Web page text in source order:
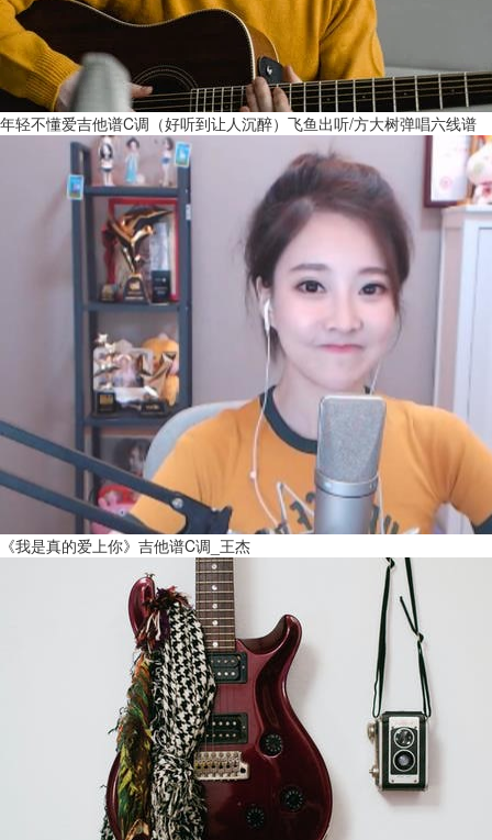
年轻不懂爱吉他谱C调（好听到让人沉醉）飞鱼出听/方大树弹唱六线谱
《我是真的爱上你》吉他谱C调_王杰